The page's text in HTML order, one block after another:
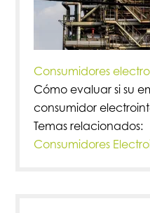
Consumidores
Cómo evaluar si su
consumidor
Temas relacionados:
Consumidores